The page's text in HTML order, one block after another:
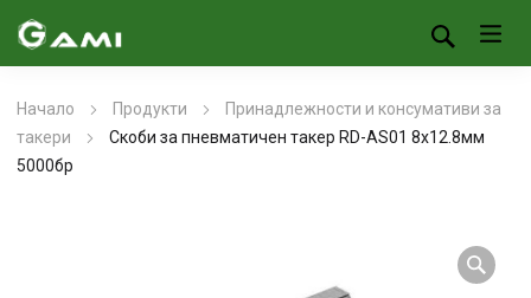
Начало Продукти
Принадлежности и консумативи за
такери
Скоби за пневматичен такер RD-AS01 8х12.8мм
5000бр